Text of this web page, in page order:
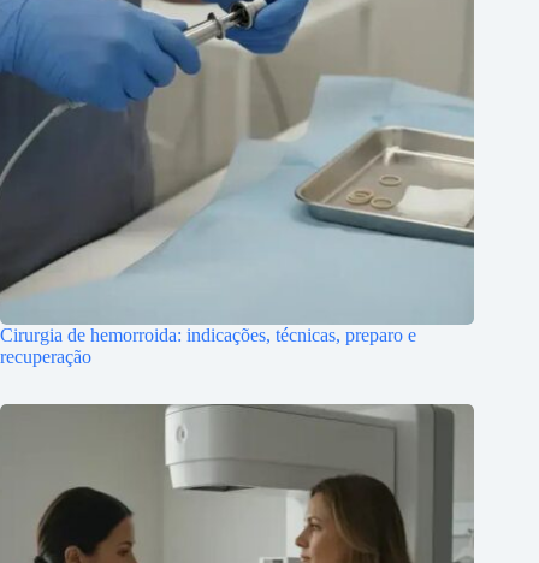
Cirurgia de hemorroida: indicações, técnicas, preparo e
recuperação